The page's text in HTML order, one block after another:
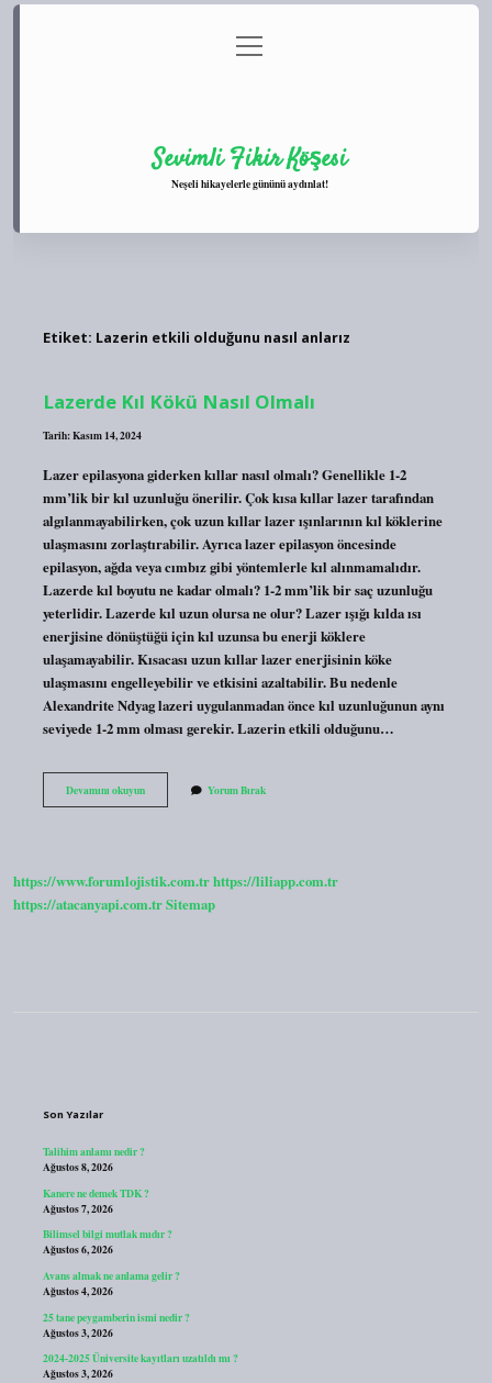
Gizlilik Politikası
menüyü
aç
Sevimli Fikir Köşesi
Neşeli hikayelerle gününü aydınlat!
Etiket: Lazerin etkili olduğunu nasıl anlarız
Lazerde Kıl Kökü Nasıl Olmalı
Tarih: Kasım 14, 2024
Lazer epilasyona giderken kıllar nasıl olmalı? Genellikle 1-2
mm’lik bir kıl uzunluğu önerilir. Çok kısa kıllar lazer tarafından
algılanmayabilirken, çok uzun kıllar lazer ışınlarının kıl köklerine
ulaşmasını zorlaştırabilir. Ayrıca lazer epilasyon öncesinde
epilasyon, ağda veya cımbız gibi yöntemlerle kıl alınmamalıdır.
Lazerde kıl boyutu ne kadar olmalı? 1-2 mm’lik bir saç uzunluğu
yeterlidir. Lazerde kıl uzun olursa ne olur? Lazer ışığı kılda ısı
enerjisine dönüştüğü için kıl uzunsa bu enerji köklere
ulaşamayabilir. Kısacası uzun kıllar lazer enerjisinin köke
ulaşmasını engelleyebilir ve etkisini azaltabilir. Bu nedenle
Alexandrite Ndyag lazeri uygulanmadan önce kıl uzunluğunun aynı
seviyede 1-2 mm olması gerekir. Lazerin etkili olduğunu…
Devamını okuyunLazerde
Kıl
Yorum Bırak
https://www.forumlojistik.com.trhttps://liliapp.com.tr
https://atacanyapi.com.trSitemap
Son Yazılar
Talihim anlamı nedir ?
Ağustos 8, 2026
Kanere ne demek TDK ?
Ağustos 7, 2026
Bilimsel bilgi mutlak mıdır ?
Ağustos 6, 2026
Avans almak ne anlama gelir ?
Ağustos 4, 2026
25 tane peygamberin ismi nedir ?
Ağustos 3, 2026
2024-2025 Üniversite kayıtları uzatıldı mı ?
Ağustos 3, 2026